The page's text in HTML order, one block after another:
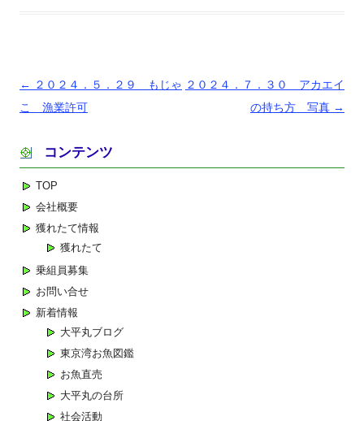
投
稿
ビ
シ
ン
← ２０２４．５．２９ もじゃ
こ 漁業許可
２０２４．７．３０ アカエイ
の持ち方 写真 →
コンテンツ
TOP
会社概要
獲れたて情報
獲れたて
乗組員募集
お問い合せ
新着情報
大平丸ブログ
東京湾お魚図鑑
お魚直売
大平丸の台所
社会活動